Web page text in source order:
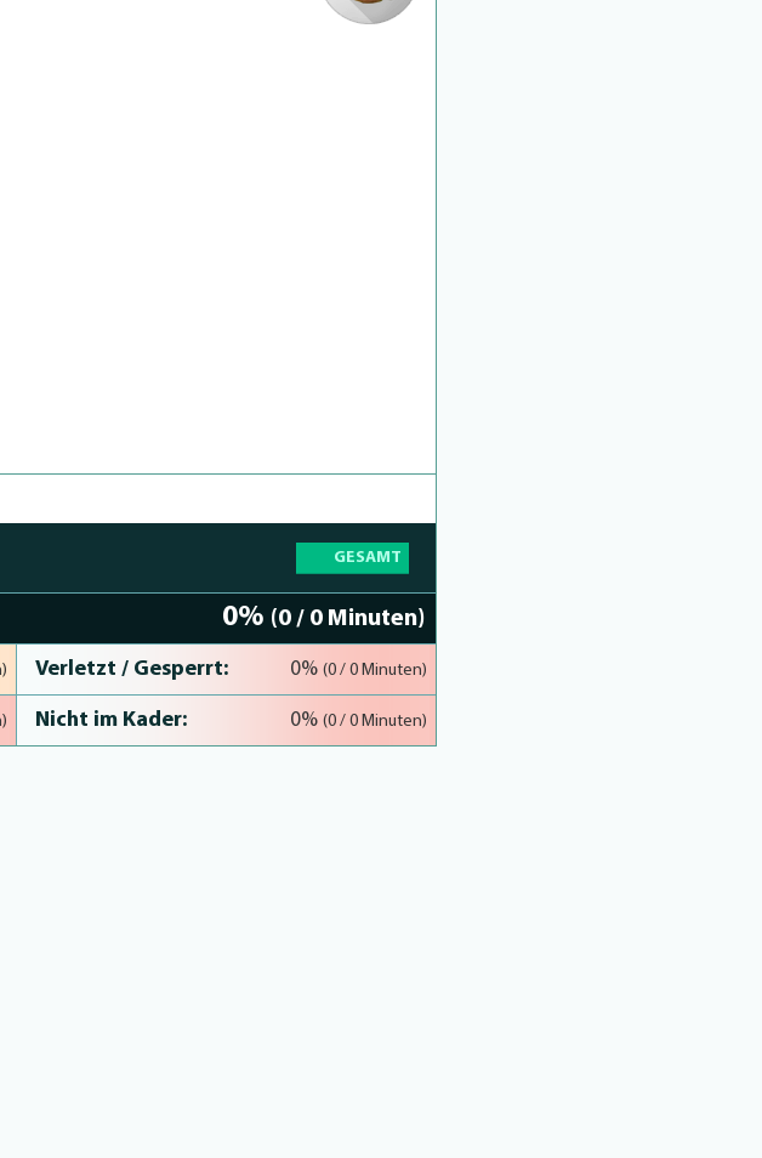
GESAMT
0% (0 / 0 Minuten)
Verletzt / Gesperrt: 0% (0 / 0 Minuten)
Nicht im Kader: 0% (0 / 0 Minuten)